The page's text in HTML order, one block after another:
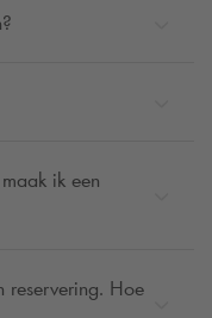
ik een
reservering. Hoe